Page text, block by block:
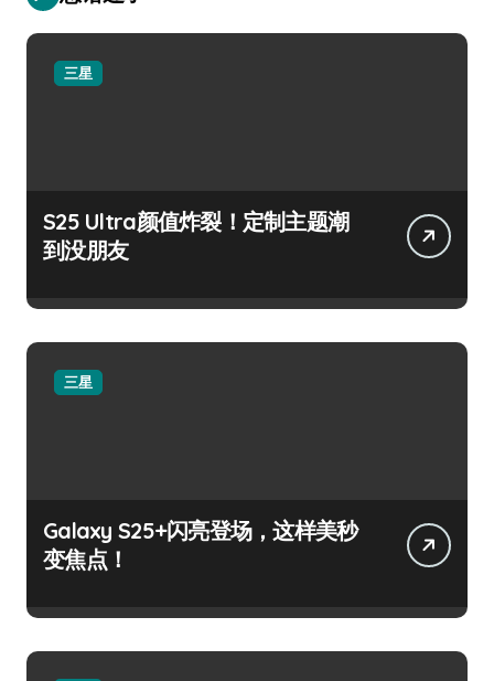
三星
S25 Ultra颜值炸裂！定制主题潮
到没朋友
三星
Galaxy S25+闪亮登场，这样美秒
变焦点！